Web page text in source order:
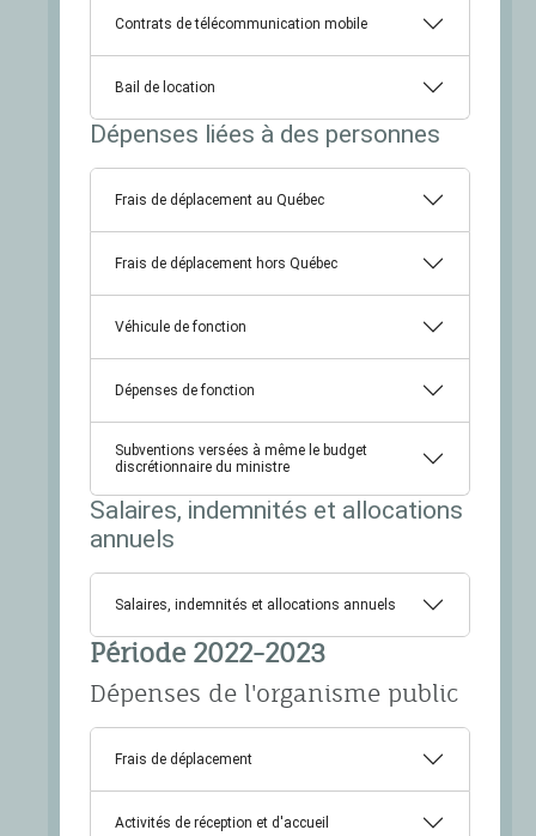
Contrats de télécommunication mobile
Bail de location
Dépenses liées à des personnes
Frais de déplacement au Québec
Frais de déplacement hors Québec
Véhicule de fonction
Dépenses de fonction
Subventions versées à même le budget
discrétionnaire du ministre
Salaires, indemnités et allocations
annuels
Salaires, indemnités et allocations annuels
Période 2022-2023
Dépenses de l'organisme public
Frais de déplacement
Activités de réception et d'accueil